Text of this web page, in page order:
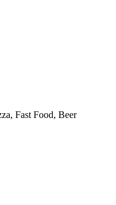
Fast Food, Beer